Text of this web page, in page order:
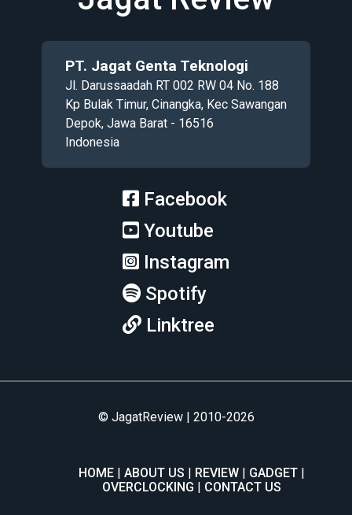
PT. Jagat Genta Teknologi
Jl. Darussaadah RT 002 RW 04 No. 188
Kp Bulak Timur, Cinangka, Kec Sawangan
Depok, Jawa Barat - 16516
Indonesia
Facebook
Youtube
Instagram
Spotify
Linktree
© JagatReview | 2010-2026
HOME ABOUT US REVIEW
GADGET
OVERCLOCKING
CONTACT US